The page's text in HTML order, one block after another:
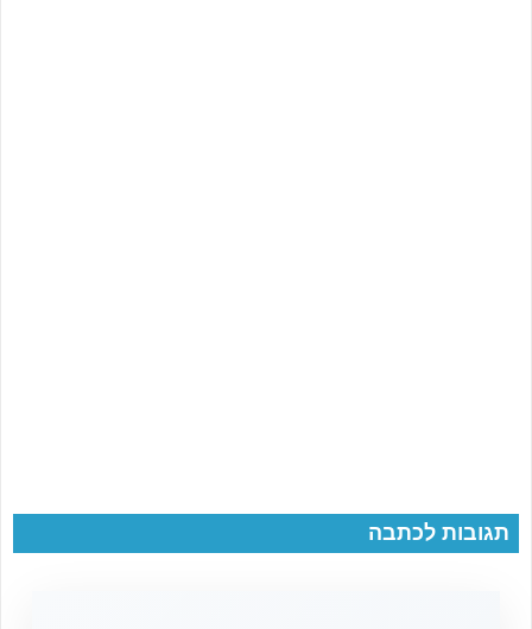
תגובות לכתבה